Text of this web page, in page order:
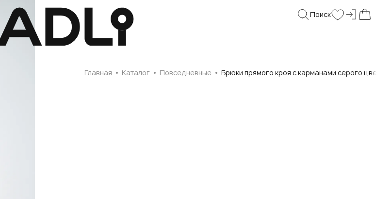
Главная ПоискПоискWishlist Войти
Моя
Главная Каталог Повседневные Брюки прямого кроя с карманами серого цвета